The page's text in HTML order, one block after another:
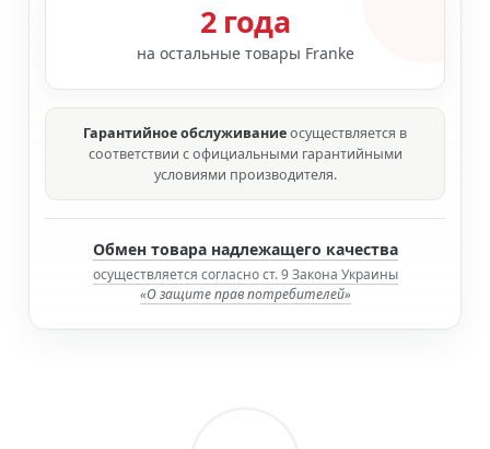
2 года
на остальные товары Franke
Гарантийное обслуживаниеосуществляется в
соответствии с официальными гарантийными
условиями производителя.
Обмен товара надлежащего качества
осуществляется согласно ст. 9 Закона Украины
«О защите прав потребителей»